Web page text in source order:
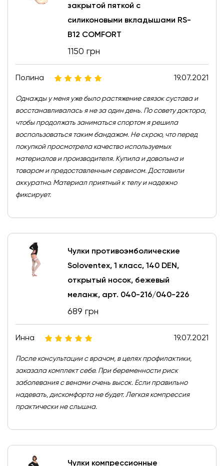
закрытой пяткой с
силиконовыми вкладышами RS-
B12 COMFORT
1150 грн
Полина 19.07.2021
Однажды у меня уже было растяжение связок сустава и
восстанавливалась я не за один день. По совету доктора,
чтобы продолжать заниматься спортом я решила
воспользоваться таким бандажом. Не скрою, что перед
покупкой просмотрела качество используемых
материалов и производителя. Купила и довольна и
товаром и предоставленным сервисом. Доставили
аккуратно. Материал приятный к телу и надежно
фиксирует.
Чулки противоэмболические
Soloventex, 1 класс, 140 DEN,
открытый носок, бежевый
меланж, арт. 040-216/040-226
689 грн
Инна 19.07.2021
После консультации с врачом, в целях профилактики,
заказала комплект себе. При беременности риск
заболевания с венами очень высок. Если правильно
надевать, дискомфорта не будет. Легкая компрессия
практически не слышна.
Чулки компрессионные